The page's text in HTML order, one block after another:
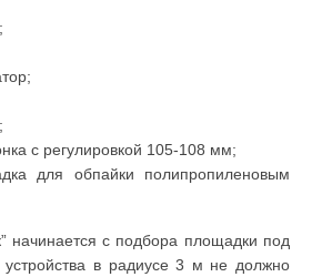
с регулировкой 105-108 мм;
для обпайки полипропиленовым
начинается с подбора площадки под
устройства в радиусе 3 м не должно